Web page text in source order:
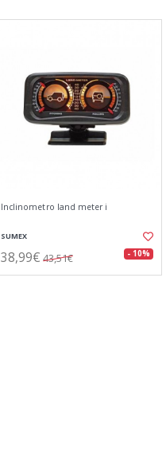
Inclinometro land meter i
SUMEX
38,99€ 43,51€ - 10%